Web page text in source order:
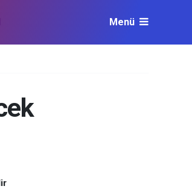
Menü